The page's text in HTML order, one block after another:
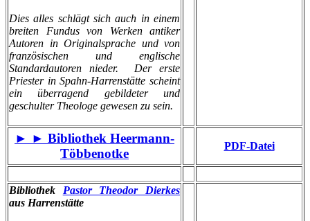
Dies alles schlägt sich auch in einem
breiten Fundus von Werken antiker
Autoren in Originalsprache und von
französischen und englische
Standardautoren nieder. Der erste
Priester in Spahn-Harrenstätte scheint
ein überragend gebildeter und
geschulter Theologe gewesen zu sein.
► ► Bibliothek Heermann-
Többenotke
PDF-Datei
Bibliothek Pastor Theodor Dierkes
aus Harrenstätte